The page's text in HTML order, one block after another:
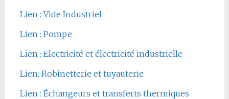
Lien : Vide Industriel
Lien : Pompe
Lien : Electricité et électricité industrielle
Lien: Robinetterie et tuyauterie
Lien : Échangeurs et transferts thermiques